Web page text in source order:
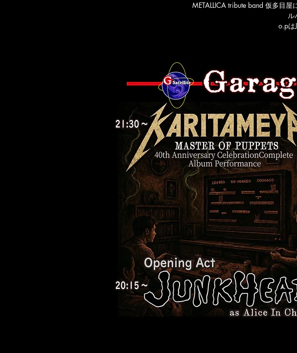
METALLICA tribute band 仮多目
ル
o.pは